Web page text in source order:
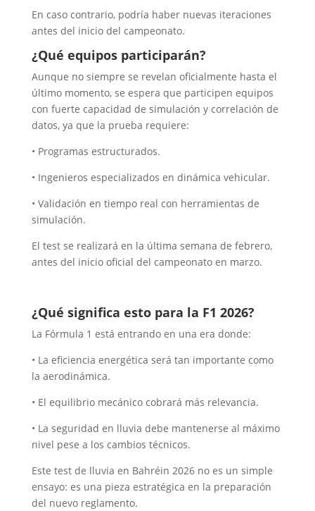
En caso contrario, podría haber nuevas iteraciones
antes del inicio del campeonato.
¿Qué equipos participarán?
Aunque no siempre se revelan oficialmente hasta el
último momento, se espera que participen equipos
con fuerte capacidad de simulación y correlación de
datos, ya que la prueba requiere:
• Programas estructurados.
• Ingenieros especializados en dinámica vehicular.
• Validación en tiempo real con herramientas de
simulación.
El test se realizará en la última semana de febrero,
antes del inicio oficial del campeonato en marzo.
¿Qué significa esto para la F1 2026?
La Fórmula 1 está entrando en una era donde:
• La eficiencia energética será tan importante como
la aerodinámica.
• El equilibrio mecánico cobrará más relevancia.
• La seguridad en lluvia debe mantenerse al máximo
nivel pese a los cambios técnicos.
Este test de lluvia en Bahréin 2026 no es un simple
ensayo: es una pieza estratégica en la preparación
del nuevo reglamento.